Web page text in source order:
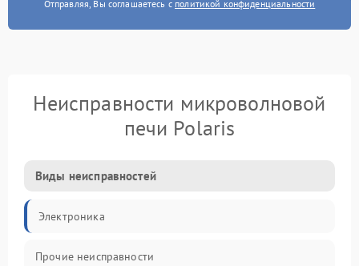
Отправляя, Вы соглашаетесь с политикой конфиденциальности
Неисправности микроволновой
печи Polaris
Виды неисправностей
Электроника
Прочие неисправности